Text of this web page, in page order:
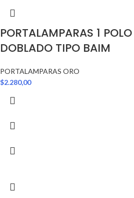
PORTALAMPARAS 1
DOBLADO TIPO BAIM
PORTALAMPARAS ORO
$2.280,00